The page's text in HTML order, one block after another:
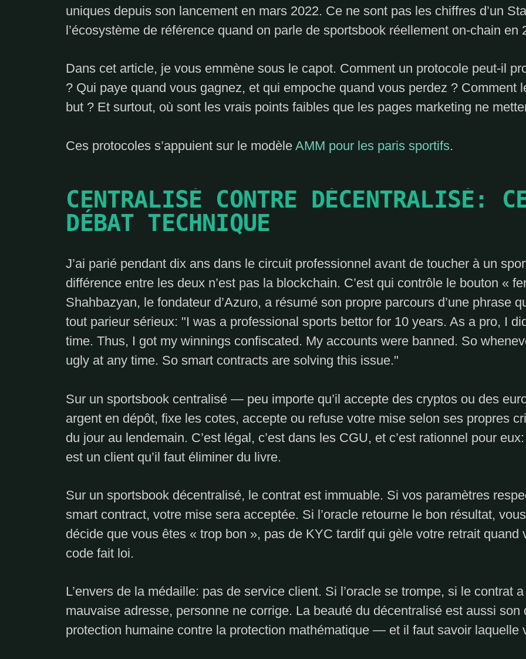
uniques depuis son lancement en mars 2022. Ce ne sont pas les chiffres d’un
l’écosystème de référence quand on parle de sportsbook réellement on-chain en
Dans cet article, je vous emmène sous le capot. Comment un protocole peut-il
? Qui paye quand vous gagnez, et qui empoche quand vous perdez ? Comment
but ? Et surtout, où sont les vrais points faibles que les pages marketing ne
Ces protocoles s’appuient sur le modèleAMM pour les paris sportifs.
CENTRALISÉ CONTRE DÉCENTRALISÉ:
DÉBAT TECHNIQUE
J’ai parié pendant dix ans dans le circuit professionnel avant de toucher à un
différence entre les deux n’est pas la blockchain. C’est qui contrôle le bouton «
Shahbazyan, le fondateur d’Azuro, a résumé son propre parcours d’une phrase
tout parieur sérieux:
I was a professional sports bettor for 10 years. As a pro, I
time. Thus, I got my winnings confiscated. My accounts were banned. So
ugly at any time. So smart contracts are solving this issue.
Sur un sportsbook centralisé — peu importe qu’il accepte des cryptos ou des
argent en dépôt, fixe les cotes, accepte ou refuse votre mise selon ses propres
du jour au lendemain. C’est légal, c’est dans les CGU, et c’est rationnel pour
est un client qu’il faut éliminer du livre.
Sur un sportsbook décentralisé, le contrat est immuable. Si vos paramètres
smart contract, votre mise sera acceptée. Si l’oracle retourne le bon résultat,
décide que vous êtes « trop bon », pas de KYC tardif qui gèle votre retrait
code fait loi.
L’envers de la médaille: pas de service client. Si l’oracle se trompe, si le contrat
mauvaise adresse, personne ne corrige. La beauté du décentralisé est aussi son
protection humaine contre la protection mathématique — et il faut savoir laquelle